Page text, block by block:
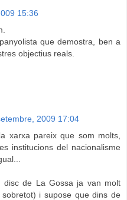
15:36
que demostra, ben a
objectius reals.
2009 17:04
xarxa pareix que som molts,
institucions del nacionalisme
disc de La Gossa ja van molt
i supose que dins de